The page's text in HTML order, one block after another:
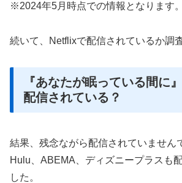
※2024年5月時点での情報となります。
続いて、Netflixで配信されているか調
『あなたが眠っている間に
配信されている？
結果、残念ながら配信されていません
Hulu、ABEMA、ディズニープラスも
した。